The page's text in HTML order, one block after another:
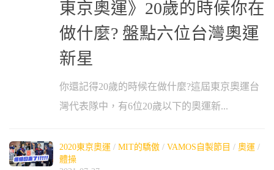
東京奧運》20歲的時候你在
做什麼? 盤點六位台灣奧運
新星
你還記得20歲的時候在做什麼?這屆東京奧運台
灣代表隊中，有6位20歲以下的奧運新...
2020東京奧運 / MIT的驕傲 / VAMOS自製節目 / 奧運 /
體操